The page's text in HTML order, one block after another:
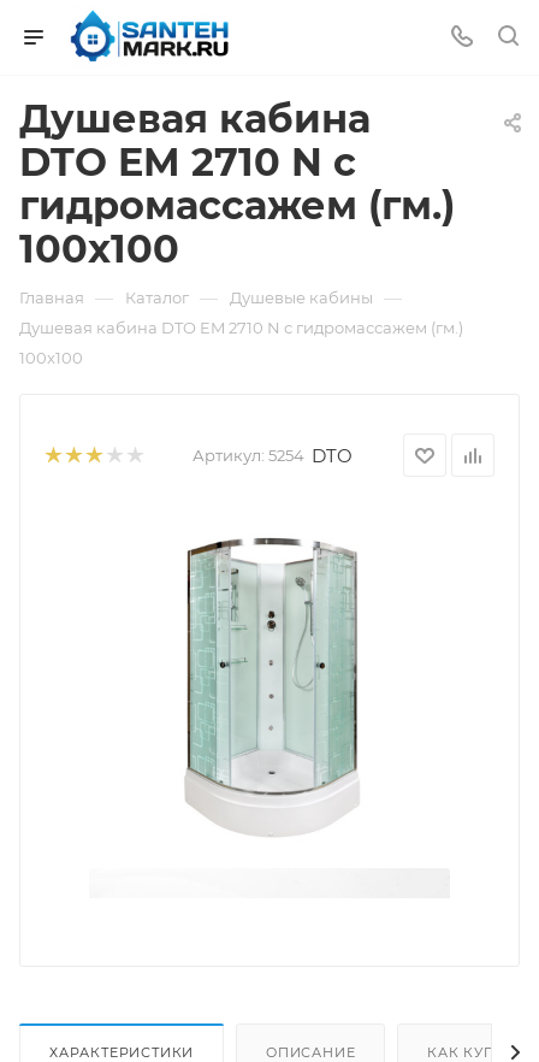
Душевая кабина
DTO EM 2710 N с
гидромассажем (гм.)
100x100
Главная — Каталог — Душевые кабины —
Душевая кабина DTO EM 2710 N с гидромассажем (гм.)
100x100
Артикул: 5254 DTO
ХАРАКТЕРИСТИКИ ОПИСАНИЕ КАК КУПИТЬ